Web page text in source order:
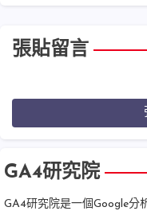
張貼留言
GA4研究院
GA4研究院是一個Google分